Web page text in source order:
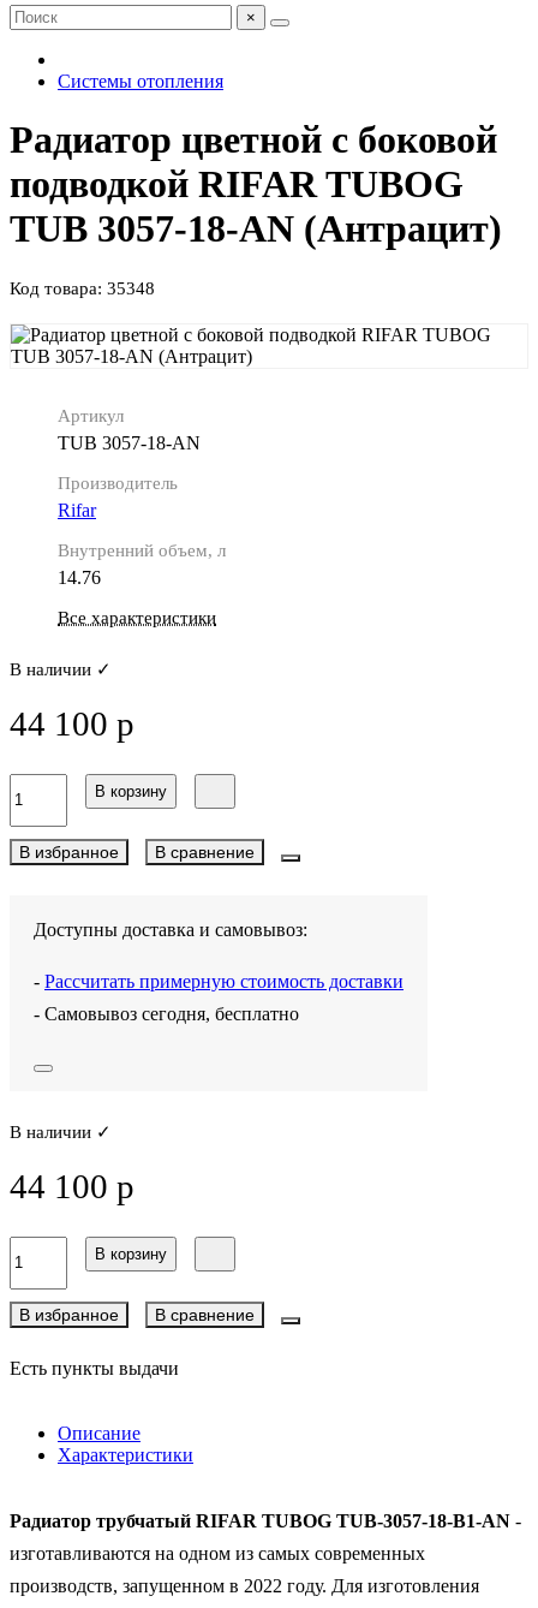
×
Системы отопления
Радиатор цветной с боковой
подводкой RIFAR TUBOG
TUB 3057-18-AN (Антрацит)
Код товара: 35348
Артикул
TUB 3057-18-AN
Производитель
Rifar
Внутренний объем, л
14.76
Все характеристики
В наличии ✓
44 100 р
В корзину
В избранное В сравнение
Доступны доставка и самовывоз:
- Рассчитать примерную стоимость доставки
- Самовывоз сегодня, бесплатно
В наличии ✓
44 100 р
В корзину
В избранное В сравнение
Есть пункты выдачи
Описание
Характеристики
Радиатор трубчатый RIFAR TUBOG TUB-3057-18-B1-AN -
изготавливаются на одном из самых современных
производств, запущенном в 2022 году. Для изготовления